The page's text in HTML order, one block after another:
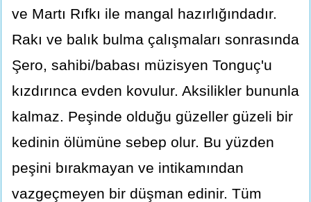
ve Martı Rıfkı ile mangal hazırlığındadır.
Rakı ve balık bulma çalışmaları sonrasında
Şero, sahibi/babası müzisyen Tonguç'u
kızdırınca evden kovulur. Aksilikler bununla
kalmaz. Peşinde olduğu güzeller güzeli bir
kedinin ölümüne sebep olur. Bu yüzden
peşini bırakmayan ve intikamından
vazgeçmeyen bir düşman edinir. Tüm